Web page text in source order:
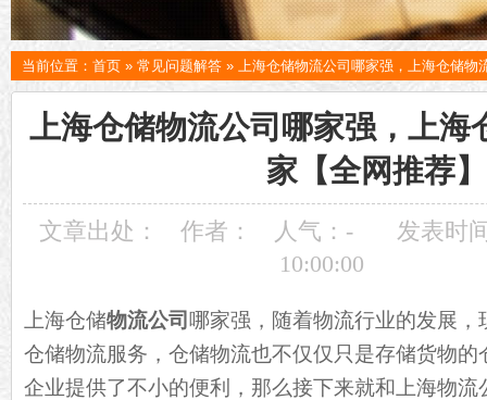
当前位置： 首页 » 常见问题解答 » 上海仓储物流公司哪家强，上海仓储物
上海仓储物流公司哪家强，上海
家【全网推荐】
文章出处： 作者： 人气： -
发表时
10:00:00
上海仓储物流公司哪家强，随着物流行业的发展
仓储物流服务，仓储物流也不仅仅只是存储货物
企业提供了不小的便利，那么接下来就和上海物